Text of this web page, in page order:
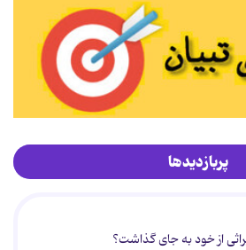
پربازدیدها